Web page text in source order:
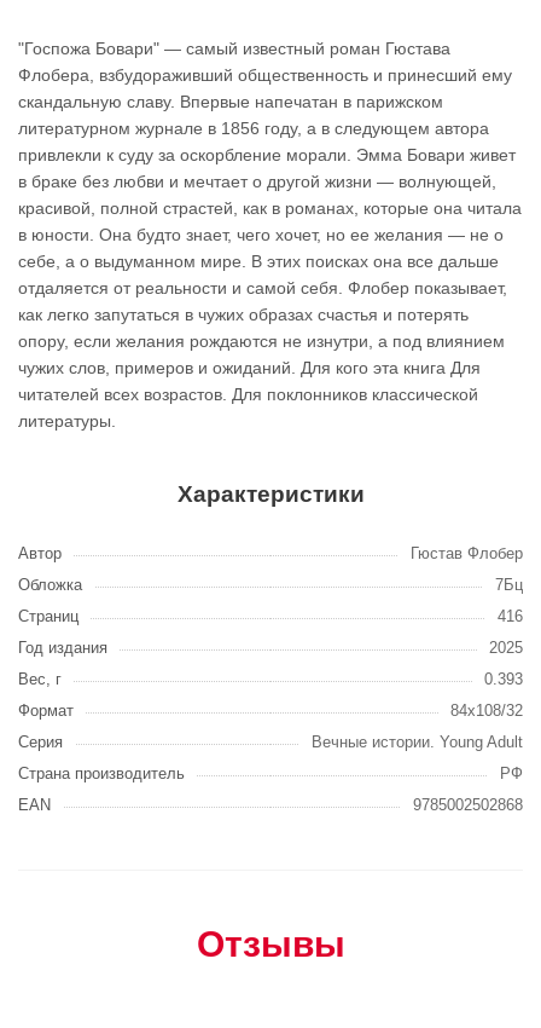
"Госпожа Бовари" — самый известный роман Гюстава
Флобера, взбудораживший общественность и принесший ему
скандальную славу. Впервые напечатан в парижском
литературном журнале в 1856 году, а в следующем автора
привлекли к суду за оскорбление морали. Эмма Бовари живет
в браке без любви и мечтает о другой жизни — волнующей,
красивой, полной страстей, как в романах, которые она читала
в юности. Она будто знает, чего хочет, но ее желания — не о
себе, а о выдуманном мире. В этих поисках она все дальше
отдаляется от реальности и самой себя. Флобер показывает,
как легко запутаться в чужих образах счастья и потерять
опору, если желания рождаются не изнутри, а под влиянием
чужих слов, примеров и ожиданий. Для кого эта книга Для
читателей всех возрастов. Для поклонников классической
литературы.
Характеристики
Автор
Гюстав Флобер
Обложка
7Бц
Страниц
416
Год издания
2025
Вес, г
0.393
Формат
84x108/32
Серия
Вечные истории. Young Adult
Страна производитель
РФ
EAN
9785002502868
Отзывы